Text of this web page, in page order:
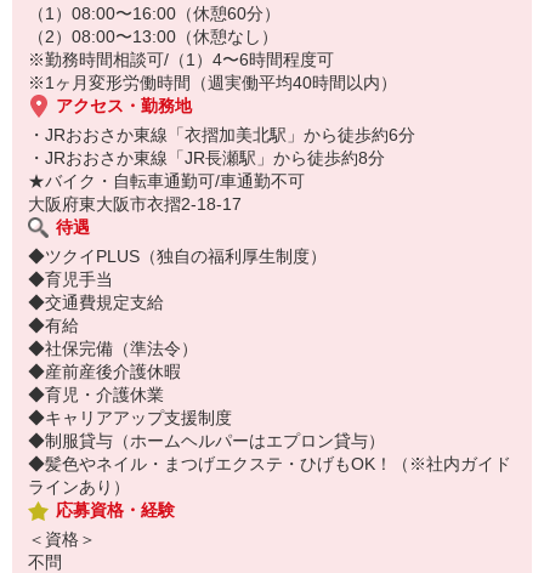
（1）08:00〜16:00（休憩60分）
（2）08:00〜13:00（休憩なし）
※勤務時間相談可/（1）4〜6時間程度可
※1ヶ月変形労働時間（週実働平均40時間以内）
アクセス・勤務地
・JRおおさか東線「衣摺加美北駅」から徒歩約6分
・JRおおさか東線「JR長瀬駅」から徒歩約8分
★バイク・自転車通勤可/車通勤不可
大阪府東大阪市衣摺2-18-17
待遇
◆ツクイPLUS（独自の福利厚生制度）
◆育児手当
◆交通費規定支給
◆有給
◆社保完備（準法令）
◆産前産後介護休暇
◆育児・介護休業
◆キャリアアップ支援制度
◆制服貸与（ホームヘルパーはエプロン貸与）
◆髪色やネイル・まつげエクステ・ひげもOK！（※社内ガイド
ラインあり）
応募資格・経験
＜資格＞
不問